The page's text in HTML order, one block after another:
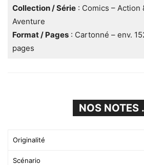
Collection / Série: Comics – Action
Aventure
Format / Pages: Cartonné – env.
pages
NOS NOTES
Originalité
Scénario